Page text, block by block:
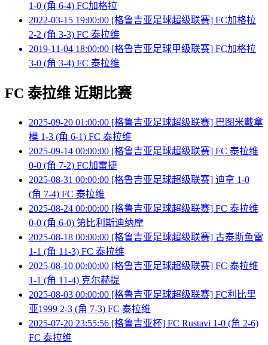
1-0 (角 6-4) FC加格拉
2022-03-15 19:00:00 [格鲁吉亚足球超级联赛] FC加格拉
2-2 (角 3-3) FC 泰拉维
2019-11-04 18:00:00 [格鲁吉亚足球甲级联赛] FC加格拉
3-0 (角 3-4) FC 泰拉维
FC 泰拉维 近期比赛
2025-09-20 01:00:00 [格鲁吉亚足球超级联赛] 巴图米戴拿
模 1-3 (角 6-1) FC 泰拉维
2025-09-14 00:00:00 [格鲁吉亚足球超级联赛] FC 泰拉维
0-0 (角 7-2) FC加雷捷
2025-08-31 00:00:00 [格鲁吉亚足球超级联赛] 迪拿 1-0
(角 7-4) FC 泰拉维
2025-08-24 00:00:00 [格鲁吉亚足球超级联赛] FC 泰拉维
0-0 (角 6-0) 第比利斯迪纳摩
2025-08-18 00:00:00 [格鲁吉亚足球超级联赛] 古泰斯鱼雷
1-1 (角 11-3) FC 泰拉维
2025-08-10 00:00:00 [格鲁吉亚足球超级联赛] FC 泰拉维
1-1 (角 11-4) 克尔赫提
2025-08-03 00:00:00 [格鲁吉亚足球超级联赛] FC利比里
亚1999 2-3 (角 7-3) FC 泰拉维
2025-07-20 23:55:56 [格鲁吉亚杯] FC Rustavi 1-0 (角 2-6)
FC 泰拉维